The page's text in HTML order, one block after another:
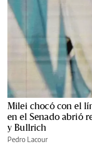
Milei chocó con el
en el Senado abrió
y Bullrich
Pedro Lacour